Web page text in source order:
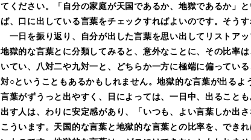
てください。「自分の家庭が天国であるか、地獄であるか」
ば、口に出している言葉をチェックすればよいのです。そう
一日を振り返り、自分が出した言葉を思い出してリストア
地獄的な言葉とに分類してみると、意外なことに、その比率
いてい、八対二や九対一と、どちらか一方に極端に偏ってい
対○ということもあるかもしれません。地獄的な言葉が出るよ
言葉がずうっと出やすく、日によっては、一日中、出ること
出す人は、わりに安定感があり、「いつも、よい言葉しか出
こういます。天国的な言葉と地獄的な言葉との比率を、でき